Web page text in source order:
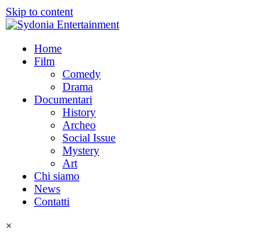
Skip to content
Home
Film
Comedy
Drama
Documentari
History
Archeo
Social Issue
Mystery
Art
Chi siamo
News
Contatti
×